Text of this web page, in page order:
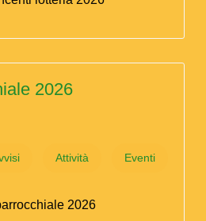
2026
Attività Eventi